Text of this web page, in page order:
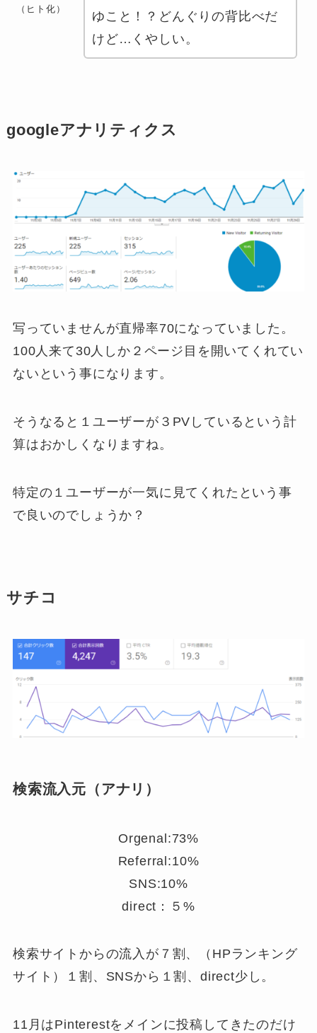
（ヒト化）
ゆこと！？どんぐりの背比べだ
けど…くやしい。
googleアナリティクス
写っていませんが直帰率70になっていました。
100人来て30人しか２ページ目を開いてくれてい
ないという事になります。
そうなると１ユーザーが３PVしているという計
算はおかしくなりますね。
特定の１ユーザーが一気に見てくれたという事
で良いのでしょうか？
サチコ
検索流入元（アナリ）
Orgenal:73%
Referral:10%
SNS:10%
direct：５%
検索サイトからの流入が７割、（HPランキング
サイト）１割、SNSから１割、direct少し。
11月はPinterestをメインに投稿してきたのだけ